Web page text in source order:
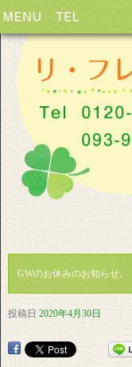
GWのお休みのお知らせ。
投稿日 2020年4月30日